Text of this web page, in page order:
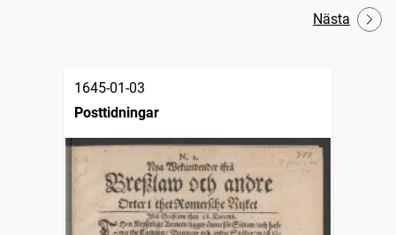
Nästa
1645-01-03
Posttidningar